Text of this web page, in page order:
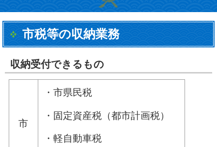
市税等の収納業務
収納受付できるもの
市
・市県民税
・固定資産税（都市計画税）
・軽自動車税